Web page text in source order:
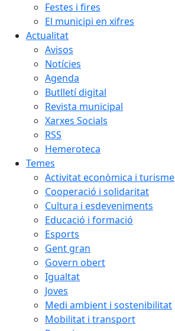
Festes i fires
El municipi en xifres
Actualitat
Avisos
Notícies
Agenda
Butlletí digital
Revista municipal
Xarxes Socials
RSS
Hemeroteca
Temes
Activitat econòmica i turisme
Cooperació i solidaritat
Cultura i esdeveniments
Educació i formació
Esports
Gent gran
Govern obert
Igualtat
Joves
Medi ambient i sostenibilitat
Mobilitat i transport